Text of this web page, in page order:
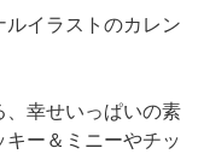
イラストのカレン
幸せいっぱいの素
ー＆ミニーやチッ